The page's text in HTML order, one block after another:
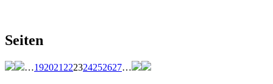
Seiten
…192021 222324252627…